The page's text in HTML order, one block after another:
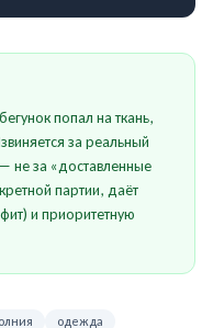
попал на ткань,
за реальный
не за «доставленные
партии, даёт
и приоритетную
одежда